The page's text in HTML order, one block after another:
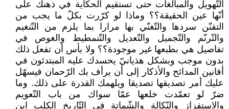
التّهويل والمبالغات حتى تستقيم الحكاية في ذهنك على
أنّها عين الحقيقة؟؟ وماذا لو كرّرت بكلّ ما يجب من
التفنّن سردها والتّغنّي بها مرارا بما يلزم من التّنغيم
والتّرنّم والتّجميل والتّعديل والتّنمطيط والغوص في
تفاصيل هي بطبعها غير موجودة؟؟ ولا بأس أن تفعل ذلك
بدون موجب وبشكل هذيانيّ يحسدك عليه المبتدئون في
أفانين المدائح والأذكار إلى أن يرأف بك الرّحمان فيسهّل
عليك أمر تصديقها تصديقا ويلهمك القدرة على ذلك. وما
ضرّ لو تعمّدت خلعها عمّا سواك من باب التّعويم
والاستفزاز والنّكالة والشّماتة في التّاريخ الكلب ابن